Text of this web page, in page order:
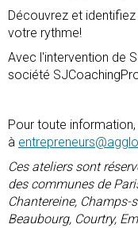
Découvrez et
votre rythme!
Avec l'intervention de
société
Pour toute
à
Ces ateliers sont
des communes de
Chantereine, Champs-
Beaubourg, Courtry,